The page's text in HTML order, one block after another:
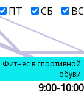
ПТ СБ ВС
Фитнес в спортивной
обуви
9:00-10:00